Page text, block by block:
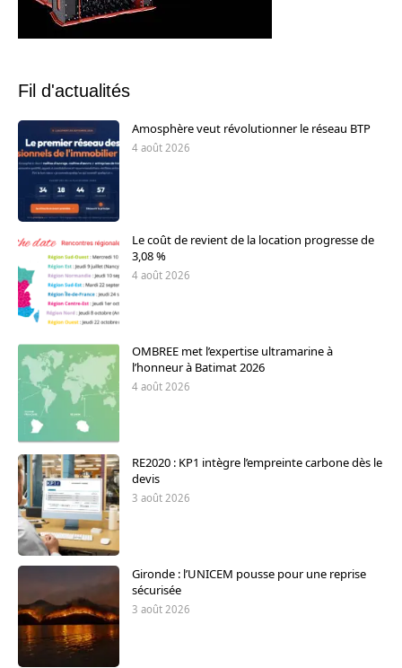
Fil d'actualités
Amosphère veut révolutionner le réseau BTP
4 août 2026
Le coût de revient de la location progresse de
3,08 %
4 août 2026
OMBREE met l’expertise ultramarine à
l’honneur à Batimat 2026
4 août 2026
RE2020 : KP1 intègre l’empreinte carbone dès le
devis
3 août 2026
Gironde : l’UNICEM pousse pour une reprise
sécurisée
3 août 2026